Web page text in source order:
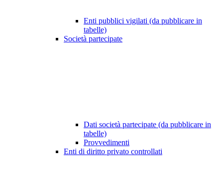
Enti pubblici vigilati (da pubblicare in
tabelle)
Società partecipate
Dati società partecipate (da pubblicare in
tabelle)
Provvedimenti
Enti di diritto privato controllati